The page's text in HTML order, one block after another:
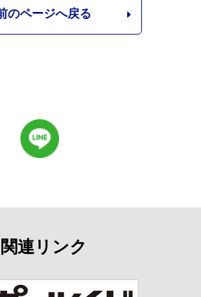
のページへ戻る
関連リンク